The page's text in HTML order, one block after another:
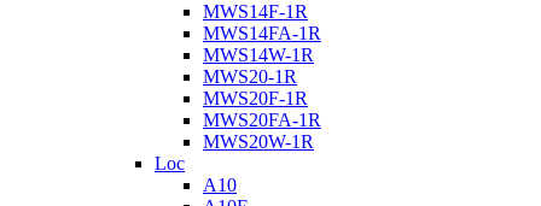
MWS14F-1R
MWS14FA-1R
MWS14W-1R
MWS20-1R
MWS20F-1R
MWS20FA-1R
MWS20W-1R
Loc
A10